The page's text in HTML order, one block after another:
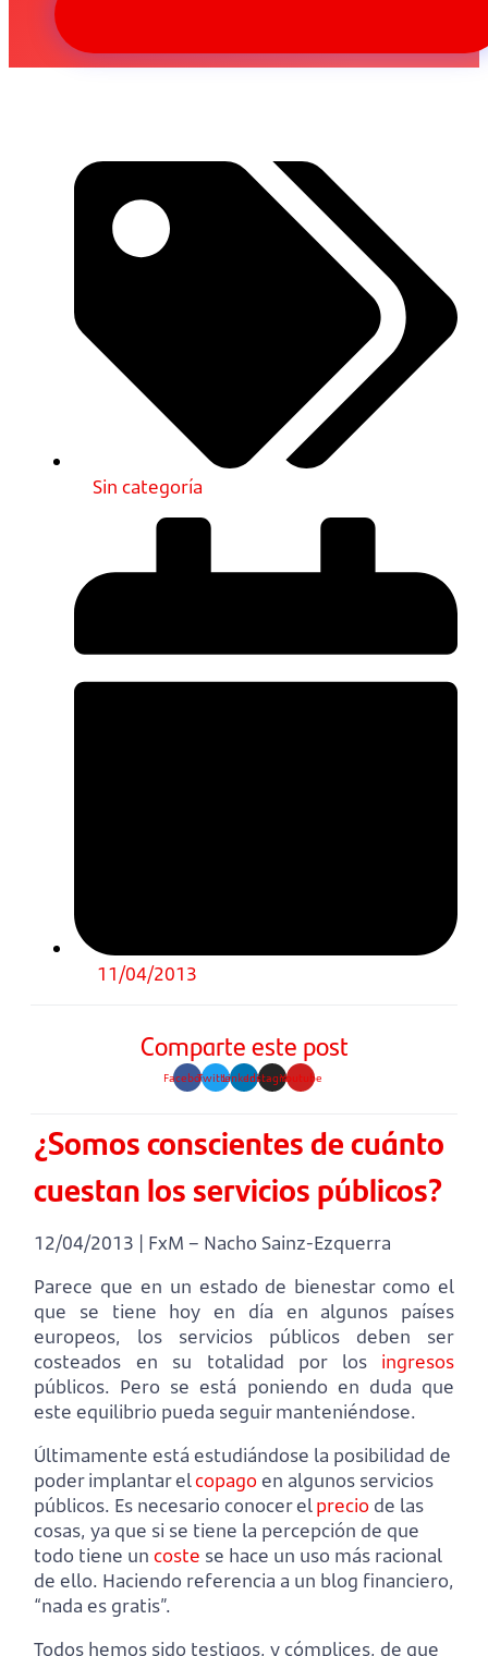
Sin categoría
11/04/2013
Comparte este post
FacebookTwitterLinkedinInstagramYoutube
¿Somos conscientes de cuánto
cuestan los servicios públicos?
12/04/2013 | FxM – Nacho Sainz-Ezquerra
Parece que en un estado de bienestar como el
que se tiene hoy en día en algunos países
europeos, los servicios públicos deben ser
costeados en su totalidad por los ingresos
públicos. Pero se está poniendo en duda que
este equilibrio pueda seguir manteniéndose.
Últimamente está estudiándose la posibilidad de
poder implantar elcopagoen algunos servicios
públicos. Es necesario conocer elprecio de las
cosas, ya que si se tiene la percepción de que
todo tiene un coste se hace un uso más racional
de ello. Haciendo referencia a un blog financiero,
“nada es gratis”.
Todos hemos sido testigos, y cómplices, de que